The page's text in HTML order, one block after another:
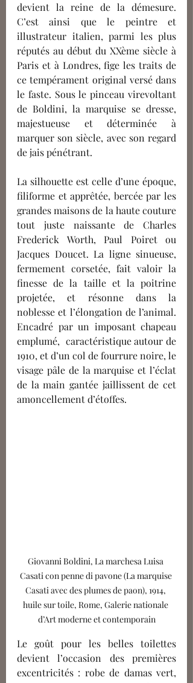
devient la reine de la démesure.
C’est ainsi que le peintre et
illustrateur italien, parmi les plus
réputés au début du XXème siècle à
Paris et à Londres, fige les traits de
ce tempérament original versé dans
le faste. Sous le pinceau virevoltant
de Boldini, la marquise se dresse,
majestueuse et déterminée à
marquer son siècle, avec son regard
de jais pénétrant.
La silhouette est celle d’une époque,
filiforme et apprêtée, bercée par les
grandes maisons de la haute couture
tout juste naissante de Charles
Frederick Worth, Paul Poiret ou
Jacques Doucet. La ligne sinueuse,
fermement corsetée, fait valoir la
finesse de la taille et la poitrine
projetée, et résonne dans la
noblesse et l’élongation de l’animal.
Encadré par un imposant chapeau
emplumé,  caractéristique autour de
1910, et d’un col de fourrure noire, le
visage pâle de la marquise et l’éclat
de la main gantée jaillissent de cet
amoncellement d’étoffes.
Giovanni Boldini, La marchesa Luisa
Casati con penne di pavone (La marquise
Casati avec des plumes de paon), 1914,
huile sur toile, Rome, Galerie nationale
d’Art moderne et contemporain
Le goût pour les belles toilettes
devient l’occasion des premières
excentricités : robe de damas vert,